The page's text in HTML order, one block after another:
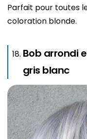
Parfait pour toutes
coloration blonde.
Bob arrondi
gris blanc